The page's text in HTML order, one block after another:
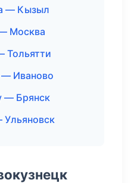
— Кызыл
Москва
Тольятти
— Иваново
— Брянск
Ульяновск